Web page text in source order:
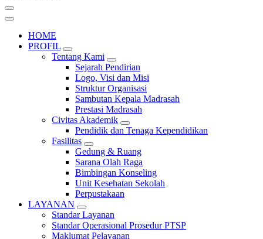
HOME
PROFIL
Tentang Kami
Sejarah Pendirian
Logo, Visi dan Misi
Struktur Organisasi
Sambutan Kepala Madrasah
Prestasi Madrasah
Civitas Akademik
Pendidik dan Tenaga Kependidikan
Fasilitas
Gedung & Ruang
Sarana Olah Raga
Bimbingan Konseling
Unit Kesehatan Sekolah
Perpustakaan
LAYANAN
Standar Layanan
Standar Operasional Prosedur PTSP
Maklumat Pelayanan